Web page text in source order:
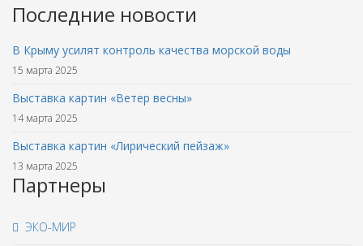
Последние новости
В Крыму усилят контроль качества морской воды
15 марта 2025
Выставка картин «Ветер весны»
14 марта 2025
Выставка картин «Лирический пейзаж»
13 марта 2025
Партнеры
ЭКО-МИР